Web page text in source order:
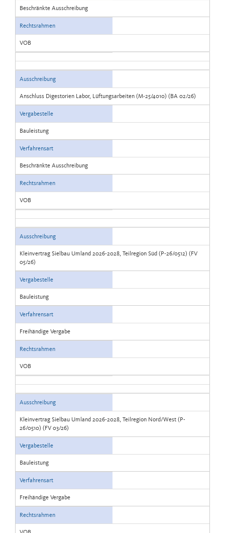
Beschränkte Ausschreibung
Rechtsrahmen
VOB
Ausschreibung
Anschluss Digestorien Labor, Lüftungsarbeiten (M-25/4010) (BA 02/26)
Vergabestelle
Bauleistung
Verfahrensart
Beschränkte Ausschreibung
Rechtsrahmen
VOB
Ausschreibung
Kleinvertrag Sielbau Umland 2026-2028, Teilregion Süd (P-26/0512) (FV
05/26)
Vergabestelle
Bauleistung
Verfahrensart
Freihändige Vergabe
Rechtsrahmen
VOB
Ausschreibung
Kleinvertrag Sielbau Umland 2026-2028, Teilregion Nord/West (P-
26/0510) (FV 03/26)
Vergabestelle
Bauleistung
Verfahrensart
Freihändige Vergabe
Rechtsrahmen